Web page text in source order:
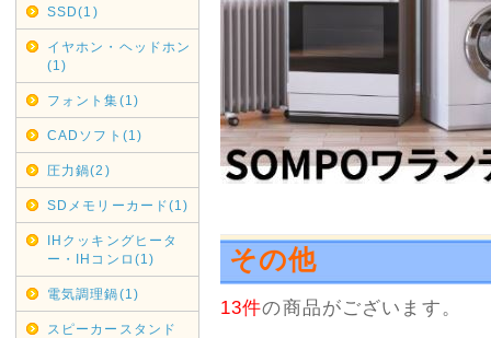
SSD(1)
イヤホン・ヘッドホン
(1)
フォント集(1)
CADソフト(1)
圧力鍋(2)
SDメモリーカード(1)
IHクッキングヒータ
ー・IHコンロ(1)
電気調理鍋(1)
スピーカースタンド
佐川急便の集荷・配達停止期間
九州全域 9月5日(土)～9月6日(
中国・四国 9月5日(土)～9月6
期間変更の可能性もございます
沖縄・北海道・離島の代引
本日2020/07/16をもちまして
せていただきます。
縄・北海道・離島からのご注文
その他
13件の商品がございます。